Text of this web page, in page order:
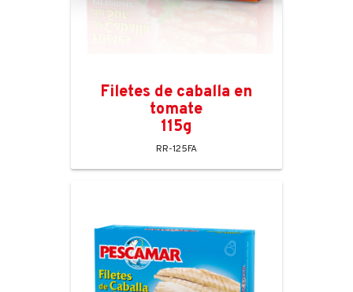
Filetes de caballa en
tomate
115g
RR-125FA